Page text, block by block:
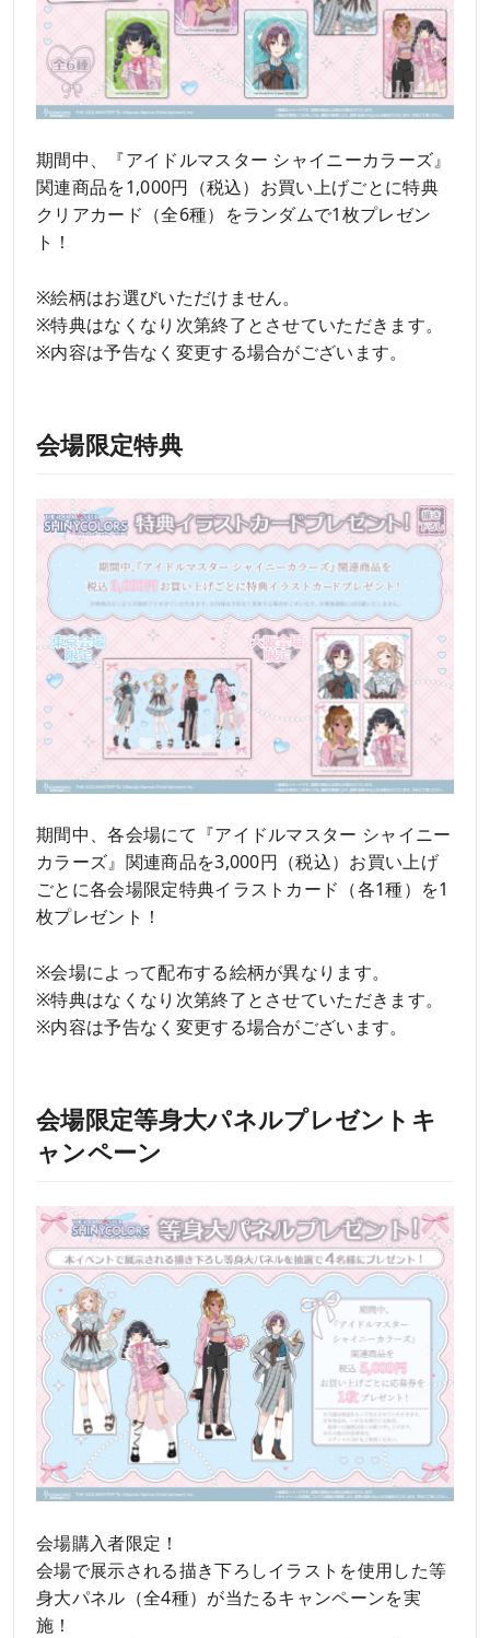
期間中、『アイドルマスター シャイニーカラーズ』
関連商品を1,000円（税込）お買い上げごとに特典
クリアカード（全6種）をランダムで1枚プレゼン
ト！
※絵柄はお選びいただけません。
※特典はなくなり次第終了とさせていただきます。
※内容は予告なく変更する場合がございます。
会場限定特典
期間中、各会場にて『アイドルマスター シャイニー
カラーズ』関連商品を3,000円（税込）お買い上げ
ごとに各会場限定特典イラストカード（各1種）を1
枚プレゼント！
※会場によって配布する絵柄が異なります。
※特典はなくなり次第終了とさせていただきます。
※内容は予告なく変更する場合がございます。
会場限定等身大パネルプレゼントキ
ャンペーン
会場購入者限定！
会場で展示される描き下ろしイラストを使用した等
身大パネル（全4種）が当たるキャンペーンを実
施！